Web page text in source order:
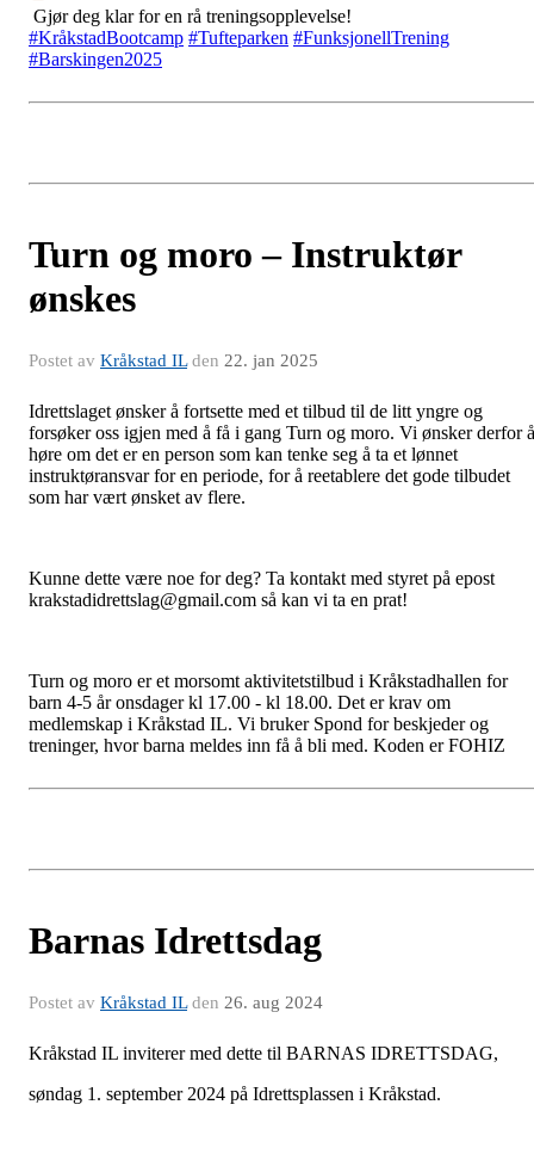
Gjør deg klar for en rå treningsopplevelse!
#KråkstadBootcamp #Tufteparken #FunksjonellTrening
#Barskingen2025
Turn og moro – Instruktør
ønskes
Postet av Kråkstad ILden 22. jan 2025
Idrettslaget ønsker å fortsette med et tilbud til de litt yngre og
forsøker oss igjen med å få i gang Turn og moro. Vi ønsker derfor å
høre om det er en person som kan tenke seg å ta et lønnet
instruktøransvar for en periode, for å reetablere det gode tilbudet
som har vært ønsket av flere.
Kunne dette være noe for deg? Ta kontakt med styret på epost
krakstadidrettslag@gmail.com så kan vi ta en prat!
Turn og moro er et morsomt aktivitetstilbud i Kråkstadhallen for
barn 4-5 år onsdager kl 17.00 - kl 18.00. Det er krav om
medlemskap i Kråkstad IL. Vi bruker Spond for beskjeder og
treninger, hvor barna meldes inn få å bli med. Koden er FOHIZ
Barnas Idrettsdag
Postet av Kråkstad ILden 26. aug 2024
Kråkstad IL inviterer med dette til BARNAS IDRETTSDAG,
søndag 1. september 2024 på Idrettsplassen i Kråkstad.